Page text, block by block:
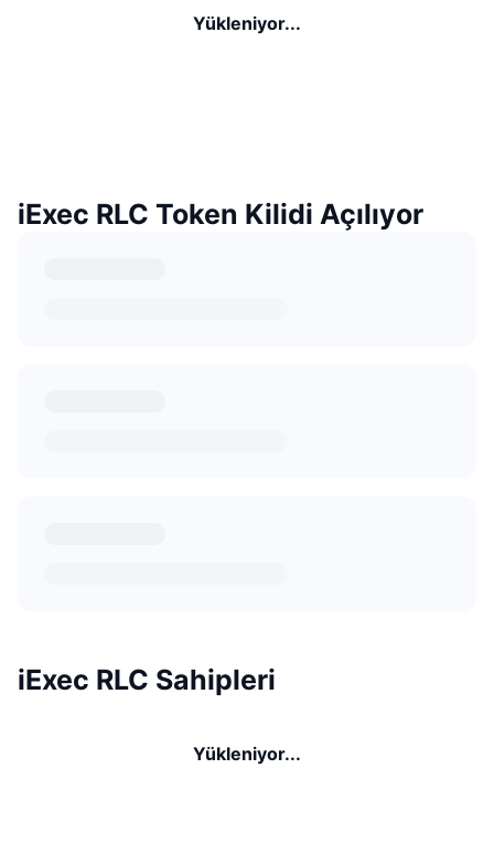
Yükleniyor...
iExec RLC Token Kilidi Açılıyor
iExec RLC Sahipleri
Yükleniyor...